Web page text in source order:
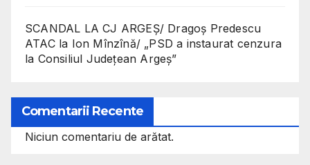
SCANDAL LA CJ ARGEȘ/ Dragoș Predescu
ATAC la Ion Mînzînă/ „PSD a instaurat cenzura
la Consiliul Județean Argeș”
Comentarii Recente
Niciun comentariu de arătat.